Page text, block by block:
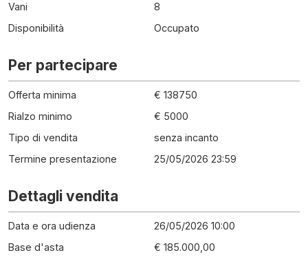
Vani
8
Disponibilità
Occupato
Per partecipare
Offerta minima
€ 138750
Rialzo minimo
€ 5000
Tipo di vendita
senza incanto
Termine presentazione
25/05/2026 23:59
Dettagli vendita
Data e ora udienza
26/05/2026 10:00
Base d'asta
€ 185.000,00